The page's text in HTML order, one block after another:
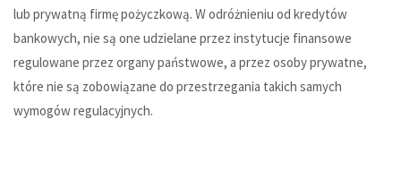
lub prywatną firmę pożyczkową. W odróżnieniu od kredytów
bankowych, nie są one udzielane przez instytucje finansowe
regulowane przez organy państwowe, a przez osoby prywatne,
które nie są zobowiązane do przestrzegania takich samych
wymogów regulacyjnych.